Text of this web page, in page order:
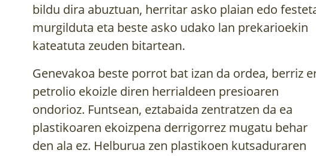
bildu dira abuztuan, herritar asko plaian edo
murgilduta eta beste asko udako lan prekarioekin
kateatuta zeuden bitartean.
Genevakoa beste porrot bat izan da ordea, berriz
petrolio ekoizle diren herrialdeen presioaren
ondorioz. Funtsean, eztabaida zentratzen da ea
plastikoaren ekoizpena derrigorrez mugatu behar
den ala ez. Helburua zen plastikoen kutsaduraren